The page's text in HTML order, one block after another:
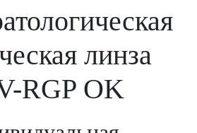
линза
RGP OK